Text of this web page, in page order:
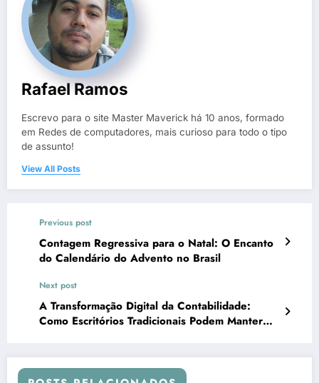
Rafael Ramos
Escrevo para o site Master Maverick há 10 anos, formado
em Redes de computadores, mais curioso para todo o tipo
de assunto!
View All Posts
Previous post
Contagem Regressiva para o Natal: O Encanto
do Calendário do Advento no Brasil
Next post
A Transformação Digital da Contabilidade:
Como Escritórios Tradicionais Podem Manter